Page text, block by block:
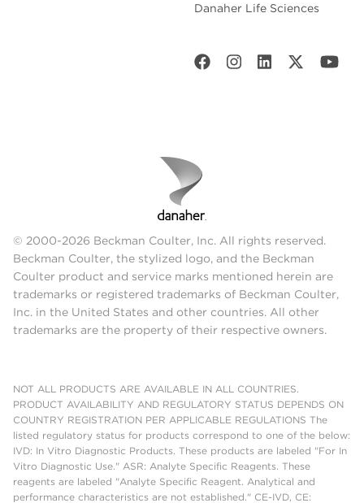
Danaher Life Sciences
© 2000-2026 Beckman Coulter, Inc. All rights reserved.
Beckman Coulter, the stylized logo, and the Beckman
Coulter product and service marks mentioned herein are
trademarks or registered trademarks of Beckman Coulter,
Inc. in the United States and other countries. All other
trademarks are the property of their respective owners.
NOT ALL PRODUCTS ARE AVAILABLE IN ALL COUNTRIES.
PRODUCT AVAILABILITY AND REGULATORY STATUS DEPENDS ON
COUNTRY REGISTRATION PER APPLICABLE REGULATIONS The
listed regulatory status for products correspond to one of the below:
IVD: In Vitro Diagnostic Products. These products are labeled "For In
Vitro Diagnostic Use." ASR: Analyte Specific Reagents. These
reagents are labeled "Analyte Specific Reagent. Analytical and
performance characteristics are not established." CE-IVD, CE: